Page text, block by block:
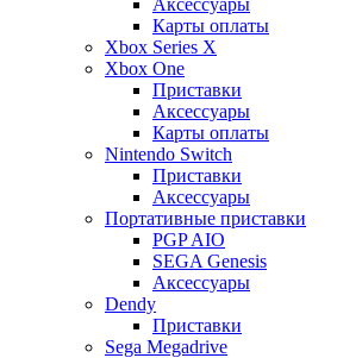
Карты оплаты
Xbox Series X
Xbox One
Приставки
Аксессуары
Карты оплаты
Nintendo Switch
Приставки
Аксессуары
Портативные приставки
PGP AIO
SEGA Genesis
Аксессуары
Dendy
Приставки
Sega Megadrive